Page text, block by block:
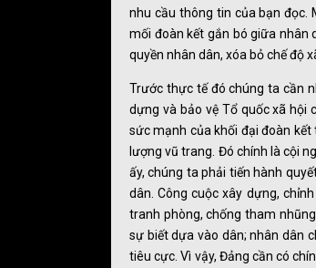
nhu cầu thông tin của bạn đọc.
mối đoàn kết gắn bó giữa nhân
quyền nhân dân, xóa bỏ chế độ
Trước thực tế đó chúng ta cần
dựng và bảo vệ Tổ quốc xã hội
sức mạnh của khối đại đoàn
lượng vũ trang. Đó chính là cội
ấy, chúng ta phải tiến hành
dân. Công cuộc xây dựng,
tranh phòng, chống tham
sự biết dựa vào dân; nhân dân
tiêu cực. Vì vậy, Đảng cần có